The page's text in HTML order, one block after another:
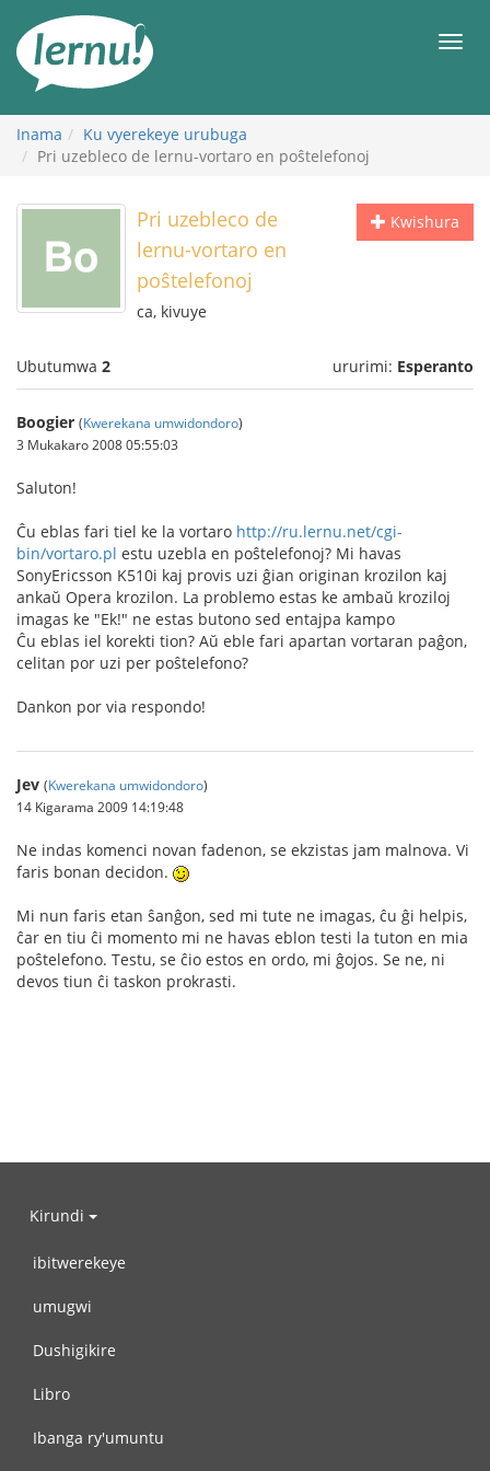
rupapuro
rw'ibirimwo
Inama
Ku vyerekeye urubuga
Pri uzebleco de lernu-vortaro en poŝtelefonoj
Kwishura
Pri uzebleco de
lernu-vortaro en
poŝtelefonoj
ca, kivuye
Ubutumwa 2 ururimi: Esperanto
Boogier (Kwerekana umwidondoro)
3 Mukakaro 2008 05:55:03
Saluton!
Ĉu eblas fari tiel ke la vortaro http://ru.lernu.net/cgi-
bin/vortaro.pl estu uzebla en poŝtelefonoj? Mi havas
SonyEricsson K510i kaj provis uzi ĝian originan krozilon kaj
ankaŭ Opera krozilon. La problemo estas ke ambaŭ kroziloj
imagas ke "Ek!" ne estas butono sed entajpa kampo
Ĉu eblas iel korekti tion? Aŭ eble fari apartan vortaran paĝon,
celitan por uzi per poŝtelefono?
Dankon por via respondo!
Jev (Kwerekana umwidondoro)
14 Kigarama 2009 14:19:48
Ne indas komenci novan fadenon, se ekzistas jam malnova. Vi
faris bonan decidon.
Mi nun faris etan ŝanĝon, sed mi tute ne imagas, ĉu ĝi helpis,
ĉar en tiu ĉi momento mi ne havas eblon testi la tuton en mia
poŝtelefono. Testu, se ĉio estos en ordo, mi ĝojos. Se ne, ni
devos tiun ĉi taskon prokrasti.
Kirundi
ibitwerekeye
umugwi
Dushigikire
Libro
Ibanga ry'umuntu